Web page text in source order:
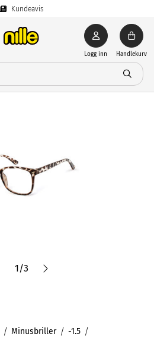
Kundeavis
Logg inn Handlekurv
1/3
Minusbriller -1.5